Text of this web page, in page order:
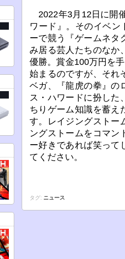
2022年3月12日に開
ワード』。そのイベン
ーで競う『ゲームネタ
み居る芸人たちのなか
優勝。賞金100万円を
始まるのですが、それ
ベガ、『龍虎の拳』の
ス・ハワードに扮した
ちりゲーム知識を蓄え
す。レイジングストー
ングストームをコマン
ー好きであれば笑って
てください。
タグ: ニュース